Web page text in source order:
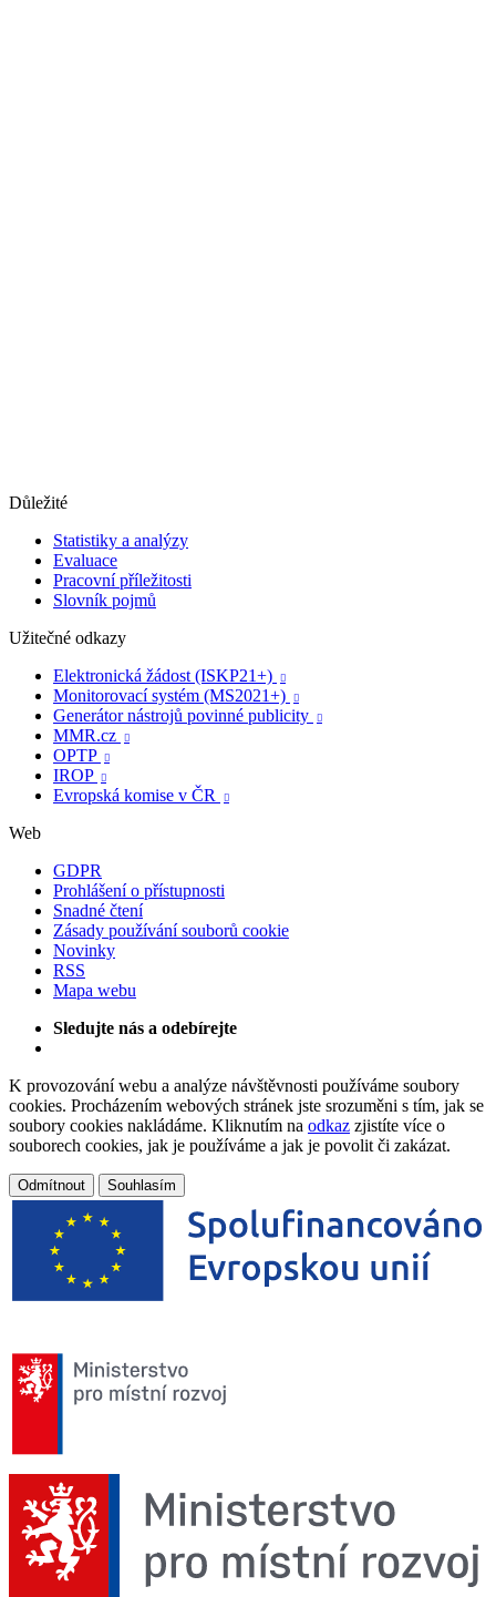
Důležité
Statistiky a analýzy
Evaluace
Pracovní příležitosti
Slovník pojmů
Užitečné odkazy
Elektronická žádost (ISKP21+)

Monitorovací systém (MS2021+) 
Generátor nástrojů povinné publicity 
MMR.cz 
OPTP 
IROP 
Evropská komise v ČR 
Web
GDPR
Prohlášení o přístupnosti
Snadné čtení
Zásady používání souborů cookie
Novinky
RSS
Mapa webu
Sledujte nás a odebírejte
K provozování webu a analýze návštěvnosti používáme soubory
cookies. Procházením webových stránek jste srozuměni s tím, jak se
soubory cookies nakládáme. Kliknutím na odkaz zjistíte více o
souborech cookies, jak je používáme a jak je povolit či zakázat.
Odmítnout Souhlasím